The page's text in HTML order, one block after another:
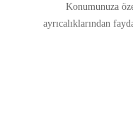
Konumunuza
ayrıcalıklarından